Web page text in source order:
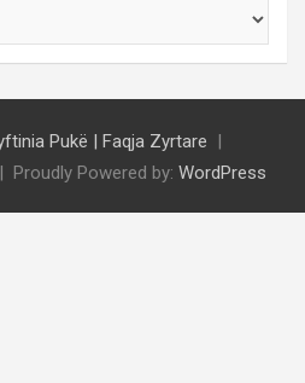
Pukë | Faqja Zyrtare
Proudly Powered by: WordPress